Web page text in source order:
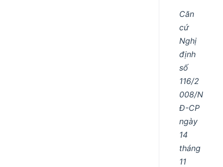
Căn
cứ
Nghị
định
số
116/2
008/N
Đ-CP
ngày
14
tháng
11